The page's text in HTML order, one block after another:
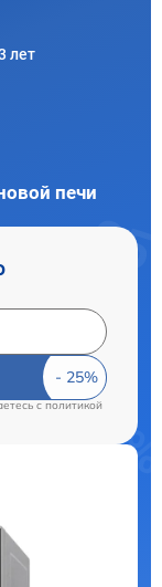
лет
печи
cполитикой